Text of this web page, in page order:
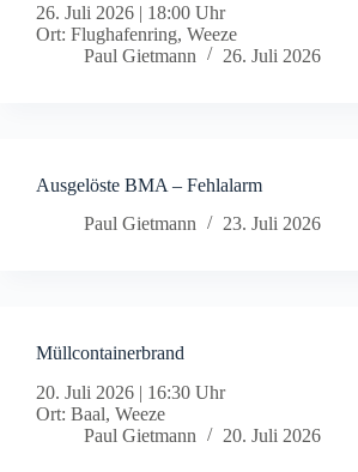
26. Juli 2026 | 18:00 Uhr
Ort: Flughafenring, Weeze
Paul Gietmann
26. Juli 2026
Ausgelöste BMA – Fehlalarm
Paul Gietmann
23. Juli 2026
Müllcontainerbrand
20. Juli 2026 | 16:30 Uhr
Ort: Baal, Weeze
Paul Gietmann
20. Juli 2026